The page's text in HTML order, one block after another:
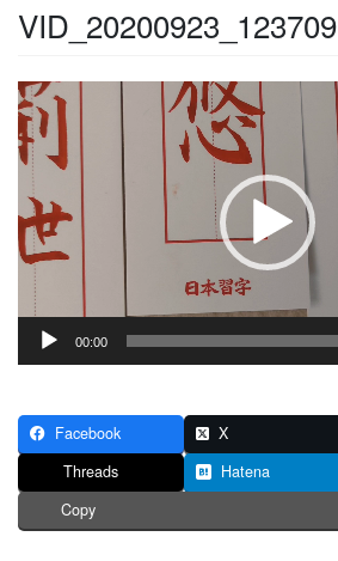
VID_20200923_123709
動
画
プ
レ
ー
ヤ
ー
00:00
Facebook X
Threads
Hatena
Copy